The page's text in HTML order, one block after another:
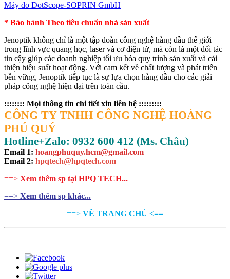
Máy đo DotScope-SOPRIN GmbH
* Bảo hành Theo tiêu chuẩn nhà sản xuất
Jenoptik không chỉ là một tập đoàn công nghệ hàng đầu thế giới
trong lĩnh vực quang học, laser và cơ điện tử, mà còn là một đối tác
tin cậy giúp các doanh nghiệp tối ưu hóa quy trình sản xuất và cải
thiện hiệu suất hoạt động. Với cam kết về chất lượng và phát triển
bền vững, Jenoptik tiếp tục là sự lựa chọn hàng đầu cho các giải
pháp công nghệ hiện đại trên toàn cầu.
:::::::: Mọi thông tin chi tiết xin liên hệ :::::::::
CÔNG TY TNHH CÔNG NGHỆ HOÀNG
PHÚ QUÝ
Hotline+Zalo: 0932 600 412 (Ms. Châu)
Email 1: hoangphuquy.hcm@gmail.com
Email 2: hpqtech@hpqtech.com
==> Xem thêm sp tại HPQ TECH...
==> Xem thêm sp khác...
==> VỀ TRANG CHỦ <==